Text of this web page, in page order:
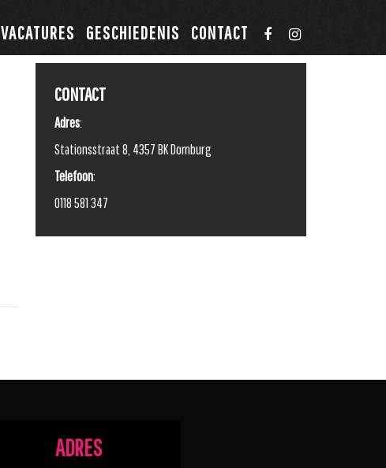
VACATURES GESCHIEDENIS CONTACT
CONTACT
Adres:
Stationsstraat 8, 4357 BK Domburg
Telefoon:
0118 581 347
ADRES